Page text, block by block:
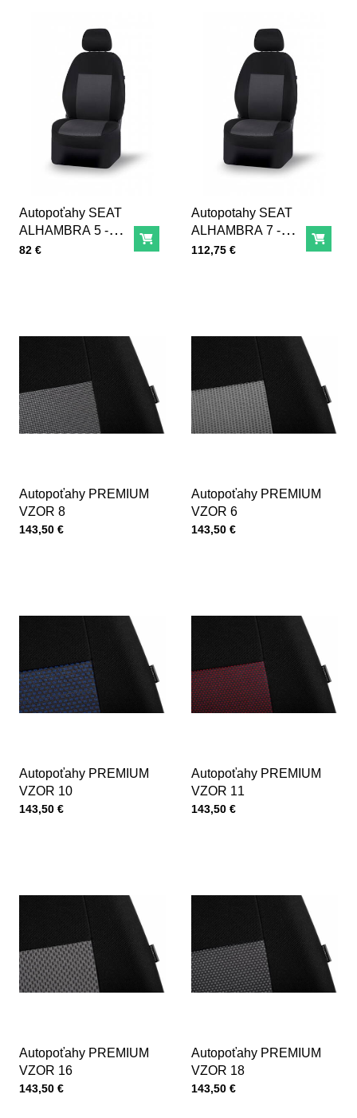
Autopoťahy SEAT
ALHAMBRA 5 -
miestne
Cena s DPH
82 € Do košíka
Autopotahy SEAT
ALHAMBRA 7 -
miestne
Cena s DPH
112,75 € Do
Autopoťahy PREMIUM
VZOR 8
Cena s DPH
143,50 €
Autopoťahy PREMIUM
VZOR 6
Cena s DPH
143,50 €
Autopoťahy PREMIUM
VZOR 10
Cena s DPH
143,50 €
Autopoťahy PREMIUM
VZOR 11
Cena s DPH
143,50 €
Autopoťahy PREMIUM
VZOR 16
Cena s DPH
143,50 €
Autopoťahy PREMIUM
VZOR 18
Cena s DPH
143,50 €